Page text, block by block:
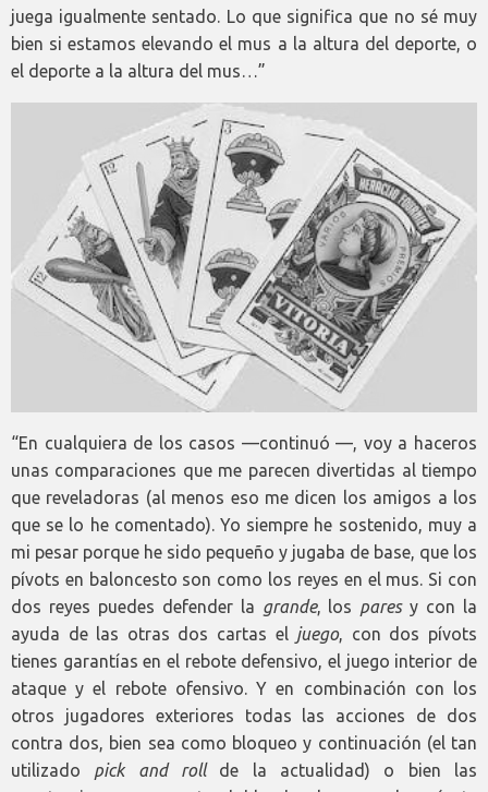
juega igualmente sentado. Lo que significa que no sé muy
bien si estamos elevando el mus a la altura del deporte, o
el deporte a la altura del mus…”
“En cualquiera de los casos —continuó —, voy a haceros
unas comparaciones que me parecen divertidas al tiempo
que reveladoras (al menos eso me dicen los amigos a los
que se lo he comentado). Yo siempre he sostenido, muy a
mi pesar porque he sido pequeño y jugaba de base, que los
pívots en baloncesto son como los reyes en el mus. Si con
dos reyes puedes defender la grande, los paresy con la
ayuda de las otras dos cartas el juego, con dos pívots
tienes garantías en el rebote defensivo, el juego interior de
ataque y el rebote ofensivo. Y en combinación con los
otros jugadores exteriores todas las acciones de dos
contra dos, bien sea como bloqueo y continuación (el tan
utilizado pick and rollde la actualidad) o bien las